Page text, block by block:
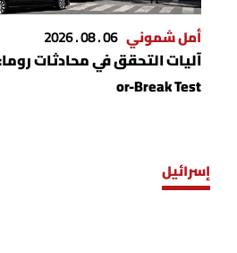
أمل شموني 06 . 08 . 2026
or-Break Test
إسرائيل